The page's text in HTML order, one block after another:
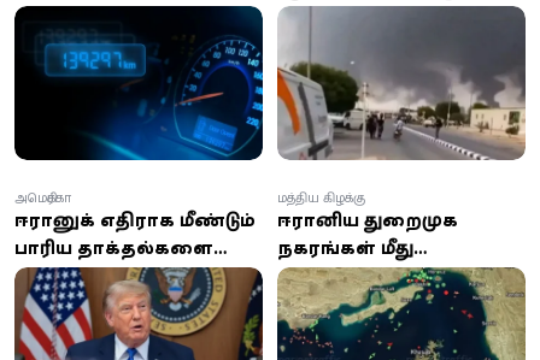
ஓடோமீட்டர் மோசடி:
இலங்கையரால்
நடத்தப்படும்
நிறுவனத்துக்கு தண்டனை
மற்றும் அமெரிக்கா
ஈரானுக்கு எதிராக மீண்டும்
பாரிய தாக்குதல்களை
நடத்த டிரம்ப் திட்டம்:
இராணுவத்துக்கு உத்தரவு
வழங்கியதாக தகவல்!
அமெரிக்கா
ஈரானிய துறைமுக
நகரங்கள் மீது
அமெரிக்கா குண்டுவீச்சு;
ஹார்முஸ் நீரிணையை
மீண்டும் மூடியது ஈரான்!
மத்திய கிழக்கு